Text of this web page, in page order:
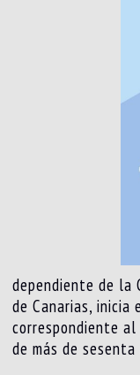
dependiente de la
de Canarias, inicia
correspondiente
de más de